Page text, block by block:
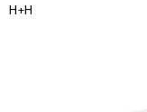
H+H